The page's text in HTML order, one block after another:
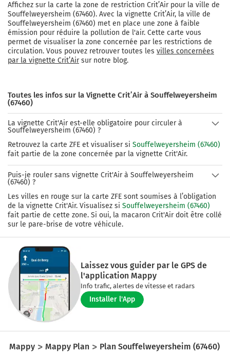
Affichez sur la carte la zone de restriction Crit’Air pour la ville de
Souffelweyersheim (67460). Avec la vignette Crit’Air, la ville de
Souffelweyersheim (67460) met en place une zone à faible
émission pour réduire la pollution de l'air. Cette carte vous
permet de visualiser la zone concernée par les restrictions de
circulation. Vous pouvez retrouver toutes les villes concernées
par la vignette Crit’Air sur notre blog.
Toutes les infos sur la Vignette Crit’Air à Souffelweyersheim
(67460)
La vignette Crit'Air est-elle obligatoire pour circuler à
Souffelweyersheim (67460) ?
Retrouvez la carte ZFE et visualiser si Souffelweyersheim (67460)
fait partie de la zone concernée par la vignette Crit'Air.
Puis-je rouler sans vignette Crit'Air à Souffelweyersheim
(67460) ?
Les villes en rouge sur la carte ZFE sont soumises à l’obligation
de la vignette Crit'Air. Visualisez si Souffelweyersheim (67460)
fait partie de cette zone. Si oui, la macaron Crit'Air doit être collé
sur le pare-brise de votre véhicule.
Laissez vous guider par le GPS de
l'application Mappy
Info trafic, alertes de vitesse et radars
Installer l'App
Mappy Mappy Plan
Plan Souffelweyersheim (67460)